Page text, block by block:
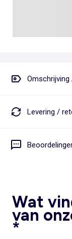
Levering /
Wat
van
*